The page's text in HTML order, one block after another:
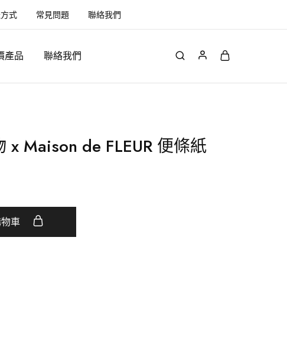
式 常見問題 聯絡我們
產品 聯絡我們
x Maison de FLEUR 便條紙
車